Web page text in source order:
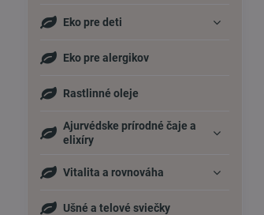
Eko pre deti
Eko pre alergikov
Rastlinné oleje
Ajurvédske prírodné čaje a
elixíry
Vitalita a rovnováha
Ušné a telové sviečky